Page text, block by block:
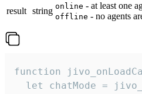
result string online - at least one
offline - no agents
function
let chatMode =